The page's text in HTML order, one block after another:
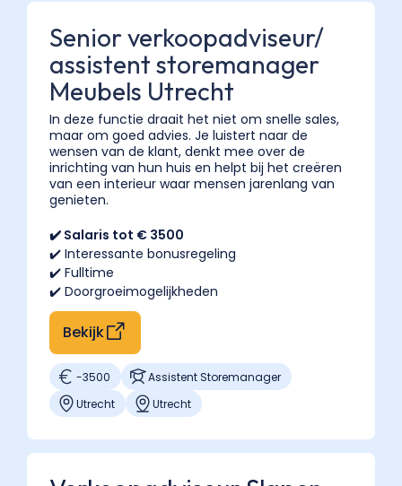
Senior verkoopadviseur/
assistent storemanager
Meubels Utrecht
In deze functie draait het niet om snelle sales,
maar om goed advies. Je luistert naar de
wensen van de klant, denkt mee over de
inrichting van hun huis en helpt bij het creëren
van een interieur waar mensen jarenlang van
genieten.
✔️ Salaris tot € 3500
✔️ Interessante bonusregeling
✔️ Fulltime
✔️ Doorgroeimogelijkheden
-3500
Assistent Storemanager
Utrecht
Utrecht
Bekijk